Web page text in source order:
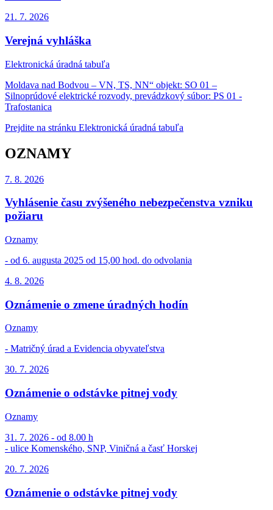
21. 7. 2026
Verejná vyhláška
Elektronická úradná tabuľa
Moldava nad Bodvou – VN, TS, NN“ objekt: SO 01 –
Silnoprúdové elektrické rozvody, prevádzkový súbor: PS 01 -
Trafostanica
Prejdite na stránku Elektronická úradná tabuľa
OZNAMY
7. 8. 2026
Vyhlásenie času zvýšeného nebezpečenstva vzniku
požiaru
Oznamy
- od 6. augusta 2025 od 15,00 hod. do odvolania
4. 8. 2026
Oznámenie o zmene úradných hodín
Oznamy
- Matričný úrad a Evidencia obyvateľstva
30. 7. 2026
Oznámenie o odstávke pitnej vody
Oznamy
31. 7. 2026 - od 8.00 h
- ulice Komenského, SNP, Viničná a časť Horskej
20. 7. 2026
Oznámenie o odstávke pitnej vody